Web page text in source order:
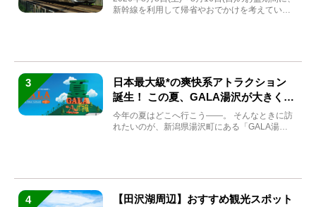
新幹線を利用して帰省やおでかけを考えている
3
日本最大級*の爽快系アトラクション
誕生！ この夏、GALA湯沢が大きく生
まれ変わる
今年の夏はどこへ行こう――。 そんなときに訪
れたいのが、新潟県湯沢町にある「GALA湯
4
【田沢湖周辺】おすすめ観光スポット